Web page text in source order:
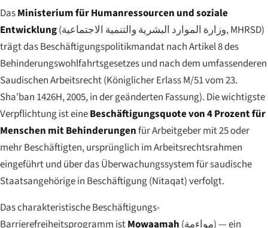
DasMinisterium für Humanressourcen und soziale
Entwicklung(وزارة الموارد البشرية والتنمية الاجتماعية, MHRSD)
trägt das Beschäftigungspolitikmandat nach Artikel 8 des
Behinderungswohlfahrtsgesetzes und nach dem umfassenderen
Saudischen Arbeitsrecht (Königlicher Erlass M/51 vom 23.
Sha'ban 1426H, 2005, in der geänderten Fassung). Die wichtigste
Verpflichtung ist eineBeschäftigungsquote von 4 Prozent für
Menschen mit Behinderungenfür Arbeitgeber mit 25 oder
mehr Beschäftigten, ursprünglich im Arbeitsrechtsrahmen
eingeführt und über das Überwachungssystem für saudische
Staatsangehörige in Beschäftigung (Nitaqat) verfolgt.
Das charakteristische Beschäftigungs-
Barrierefreiheitsprogramm istMowaamah (مواءمة) — ein